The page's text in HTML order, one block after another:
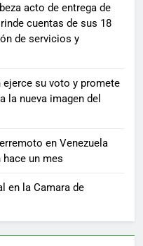
acto de entrega de
cuentas de sus 18
de servicios y
ejerce su voto y promete
la nueva imagen del
en Venezuela
un mes
en la Camara de